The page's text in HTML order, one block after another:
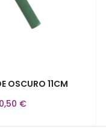
OSCURO 11CM
0,50 €